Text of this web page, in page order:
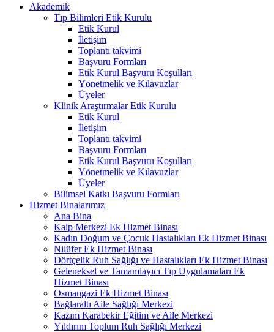
Akademik
Tıp Bilimleri Etik Kurulu
Etik Kurul
İletişim
Toplantı takvimi
Başvuru Formları
Etik Kurul Başvuru Koşulları
Yönetmelik ve Kılavuzlar
Üyeler
Klinik Araştırmalar Etik Kurulu
Etik Kurul
İletişim
Toplantı takvimi
Başvuru Formları
Etik Kurul Başvuru Koşulları
Yönetmelik ve Kılavuzlar
Üyeler
Bilimsel Katkı Başvuru Formları
Hizmet Binalarımız
Ana Bina
Kalp Merkezi Ek Hizmet Binası
Kadın Doğum ve Çocuk Hastalıkları Ek Hizmet Binası
Nilüfer Ek Hizmet Binası
Dörtçelik Ruh Sağlığı ve Hastalıkları Ek Hizmet Binası
Geleneksel ve Tamamlayıcı Tıp Uygulamaları Ek
Hizmet Binası
Osmangazi Ek Hizmet Binası
Bağlaraltı Aile Sağlığı Merkezi
Kazım Karabekir Eğitim ve Aile Merkezi
Yıldırım Toplum Ruh Sağlığı Merkezi